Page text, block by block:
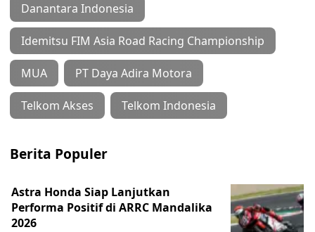
Danantara Indonesia
Idemitsu FIM Asia Road Racing Championship
MUA PT Daya Adira Motora
Telkom Akses Telkom Indonesia
Berita Populer
Astra Honda Siap Lanjutkan
Performa Positif di ARRC Mandalika
2026